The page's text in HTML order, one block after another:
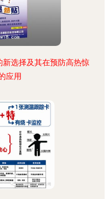
选择及其在预防高热惊
应用